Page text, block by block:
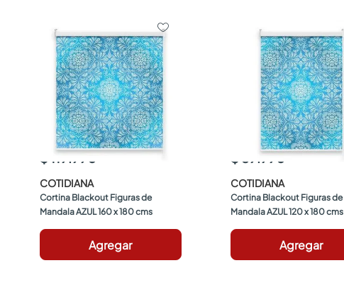
$ 119.990
COTIDIANA
Cortina Blackout Figuras de
Mandala AZUL 160 x 180 cms
Agregar
$ 89.990
COTIDIANA
Cortina Blackout Figuras de
Mandala AZUL 120 x 180 cms
Agregar